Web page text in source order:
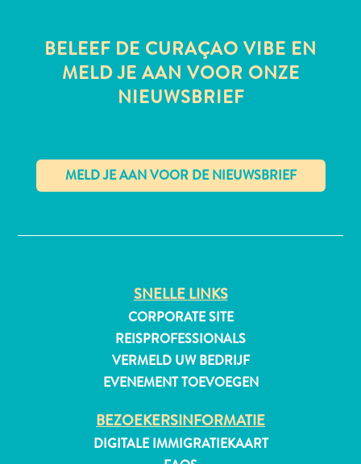
BELEEF DE CURAÇAO VIBE EN
MELD JE AAN VOOR ONZE
NIEUWSBRIEF
SNELLE LINKS
CORPORATE SITE
REISPROFESSIONALS
VERMELD UW BEDRIJF
EVENEMENT TOEVOEGEN
BEZOEKERSINFORMATIE
DIGITALE IMMIGRATIEKAART